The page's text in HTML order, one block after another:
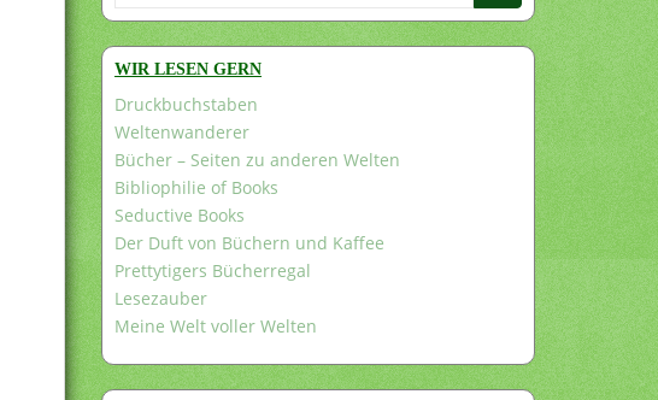
WIR LESEN GERN
Druckbuchstaben
Weltenwanderer
Bücher – Seiten zu anderen Welten
Bibliophilie of Books
Seductive Books
Der Duft von Büchern und Kaffee
Prettytigers Bücherregal
Lesezauber
Meine Welt voller Welten